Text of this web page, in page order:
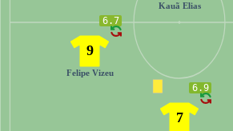
Kauã Elias
6.9
7
6.7
9
Felipe Vizeu